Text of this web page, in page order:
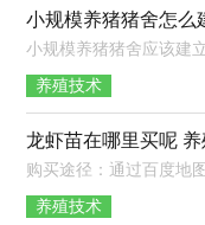
小规模养猪猪舍怎么
养殖技术
养殖技术